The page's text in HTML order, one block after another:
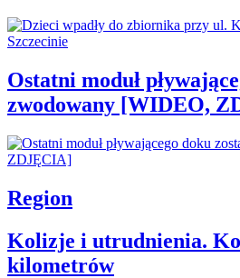
Ostatni moduł
zwodowany [WIDEO,
Region
Kolizje i utrudnienia.
kilometrów